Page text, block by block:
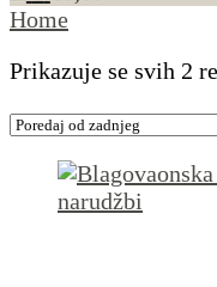
Home
Prikazuje se svih 2